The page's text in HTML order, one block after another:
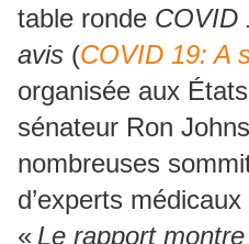
table ronde COVID
avis (COVID 19: A
organisée aux
sénateur Ron
nombreuses
d’experts médicaux
« Le rapport